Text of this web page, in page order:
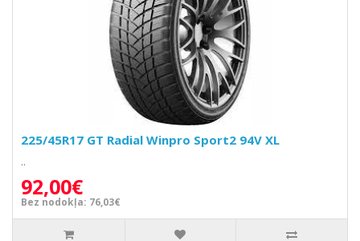
225/45R17 GT Radial Winpro Sport2 94V XL
..
92,00€
Bez nodokļa: 76,03€